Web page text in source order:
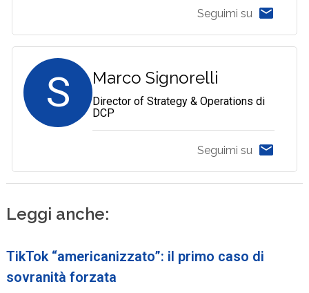
Seguimi su
S Marco Signorelli
Director of Strategy & Operations di
DCP
Seguimi su
Leggi anche:
TikTok “americanizzato”: il primo caso di
sovranità forzata